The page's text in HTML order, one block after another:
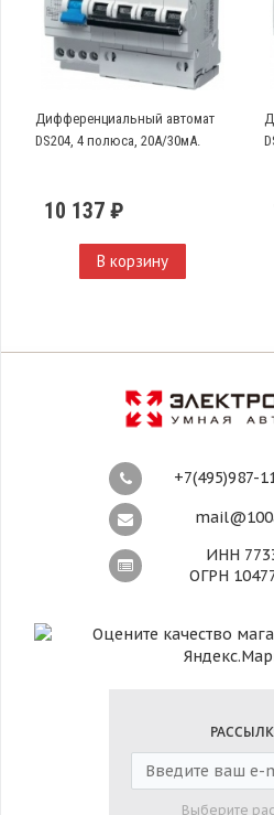
Дифференциальный автомат
DS204, 4 полюса, 20А/30мА.
10 137 ₽
В корзину
+7(495)987-
ИНН
ОГРН
Выберите